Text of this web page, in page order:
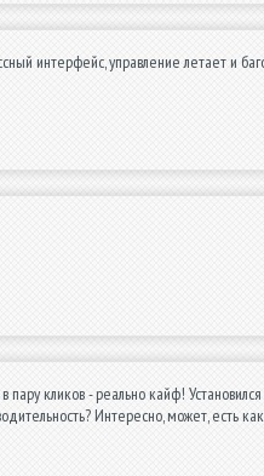
интерфейс, управление летает и
кликов - реально кайф!
Интересно, может, есть